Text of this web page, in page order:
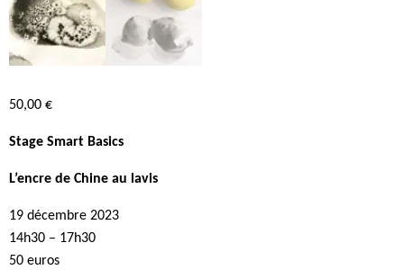
50,00 €
Stage Smart Basics
L’encre de Chine au lavis
19 décembre 2023
14h30 – 17h30
50 euros